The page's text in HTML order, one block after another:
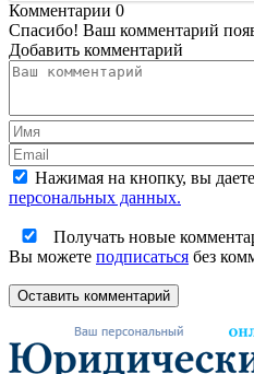
Комментарии 0
Спасибо! Ваш комментарий
Добавить комментарий
Нажимая на кнопку, вы
персональных данных.
Получать новые
Вы можете подписаться без
Оставить комментарий